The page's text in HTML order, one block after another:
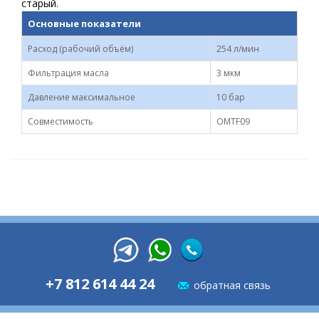
старый.
Основные показатели
Расход (рабочий объём)
254 л/мин
Фильтрация масла
3 мкм
Давление максимальное
10 бар
Совместимость
OMTF09
+7 812 614 44 24 обратная связь